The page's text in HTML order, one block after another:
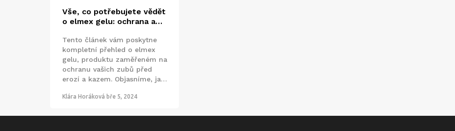
Vše, co potřebujete vědět
o elmex gelu: ochrana a
Tento článek vám poskytne
kompletní přehled o elmex
gelu, produktu zaměřeném na
ochranu vašich zubů před
erozí a kazem. Objasníme, jak
jak ho správně používat.
unikátních složkách a jak vám
Klára Horáková bře 5, 2024